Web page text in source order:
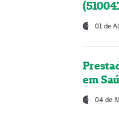
01 de
em
04 de